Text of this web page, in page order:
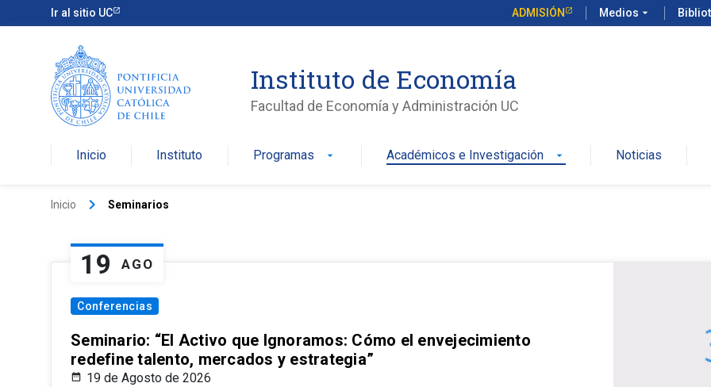
Ir al sitio UC ADMISIÓN Medios arrow_drop_down
Instituto de Economía
Facultad de Economía y Administración UC
Inicio Instituto Programas arrow_drop_down Académicos e Investigación arrow_drop_down Noticias
Inicio keyboard_arrow_right Seminarios
19 AGO
Conferencias
Seminario: “El Activo que Ignoramos: Cómo el envejecimiento
redefine talento, mercados y estrategia”
19 de Agosto de 2026